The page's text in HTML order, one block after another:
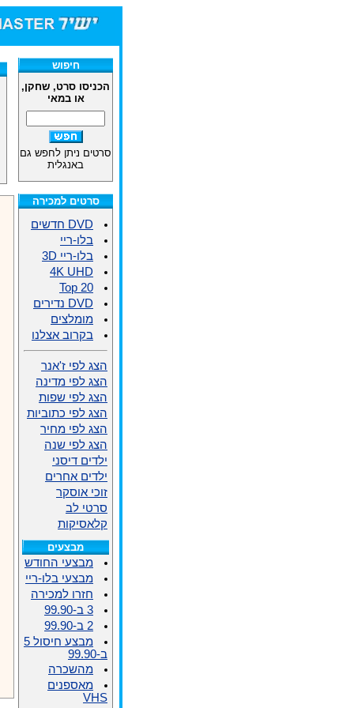
חיפוש
הכניסו סרט, שחקן,
או במאי
סרטים ניתן לחפש גם
באנגלית
סרטים למכירה
DVD חדשים
בלו-ריי
בלו-ריי 3D
4K UHD
Top 20
DVD נדירים
מומלצים
בקרוב אצלנו
הצג לפי ז'אנר
הצג לפי מדינה
הצג לפי שפות
הצג לפי כתוביות
הצג לפי מחיר
הצג לפי שנה
ילדים דיסני
ילדים אחרים
זוכי אוסקר
סרטי לב
קלאסיקות
מבצעים
מבצעי החודש
מבצעי בלו-ריי
חזרו למכירה
3 ב-99.90
2 ב-99.90
מבצע חיסול 5
ב-99.90
מהשכרה
מאספנים
VHS